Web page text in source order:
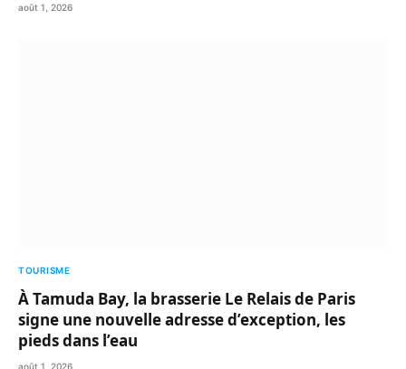
août 1, 2026
TOURISME
À Tamuda Bay, la brasserie Le Relais de Paris
signe une nouvelle adresse d’exception, les
pieds dans l’eau
août 1, 2026